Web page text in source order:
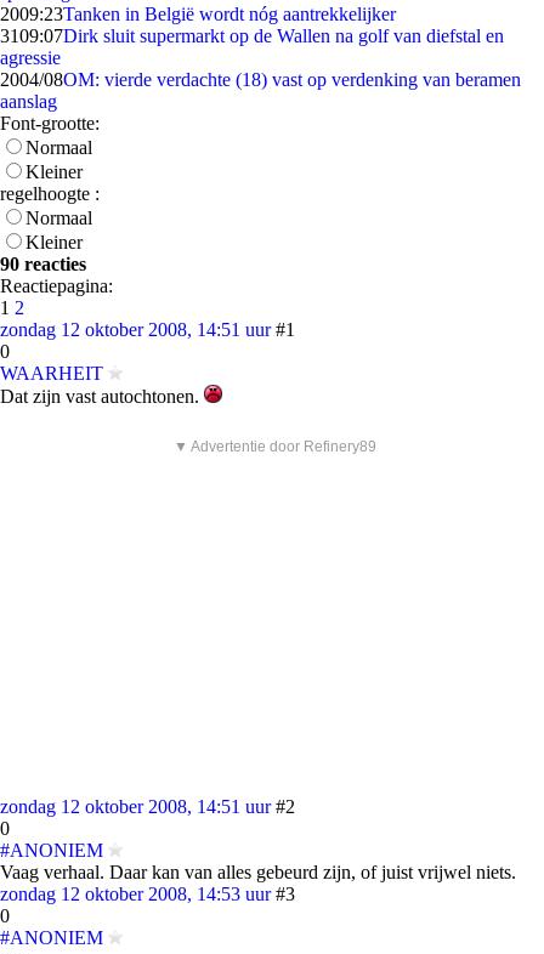
2009:23Tanken in België wordt nóg aantrekkelijker
3109:07Dirk sluit supermarkt op de Wallen na golf van diefstal en
agressie
2004/08OM: vierde verdachte (18) vast op verdenking van beramen
aanslag
Font-grootte:
Normaal
Kleiner
regelhoogte :
Normaal
Kleiner
90 reacties
Reactiepagina:
1 2
zondag 12 oktober 2008, 14:51 uur #1
0
WAARHEIT
Dat zijn vast autochtonen.
▼ Advertentie door Refinery89
zondag 12 oktober 2008, 14:51 uur #2
0
#ANONIEM
Vaag verhaal. Daar kan van alles gebeurd zijn, of juist vrijwel niets.
zondag 12 oktober 2008, 14:53 uur #3
0
#ANONIEM